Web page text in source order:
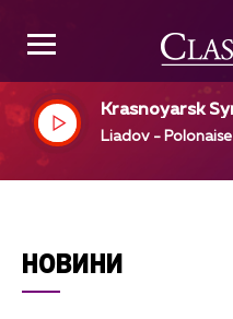
Krasnoyarsk
r, dir
Liadov -
НОВИНИ